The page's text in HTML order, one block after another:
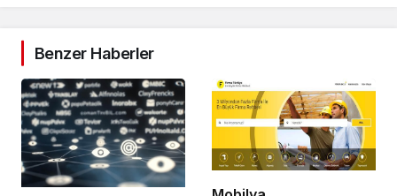
Benzer Haberler